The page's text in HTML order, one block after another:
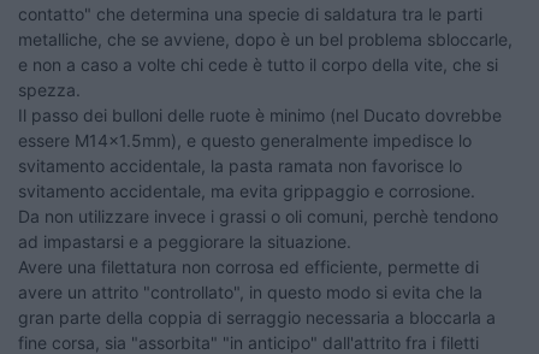
contatto" che determina una specie di saldatura tra le parti
metalliche, che se avviene, dopo è un bel problema sbloccarle,
e non a caso a volte chi cede è tutto il corpo della vite, che si
spezza.
Il passo dei bulloni delle ruote è minimo (nel Ducato dovrebbe
essere M14x1.5mm), e questo generalmente impedisce lo
svitamento accidentale, la pasta ramata non favorisce lo
svitamento accidentale, ma evita grippaggio e corrosione.
Da non utilizzare invece i grassi o oli comuni, perchè tendono
ad impastarsi e a peggiorare la situazione.
Avere una filettatura non corrosa ed efficiente, permette di
avere un attrito "controllato", in questo modo si evita che la
gran parte della coppia di serraggio necessaria a bloccarla a
fine corsa, sia "assorbita" "in anticipo" dall'attrito fra i filetti